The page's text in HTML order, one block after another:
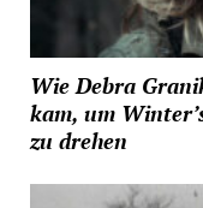
Wie Debra
kam, um
zu drehen